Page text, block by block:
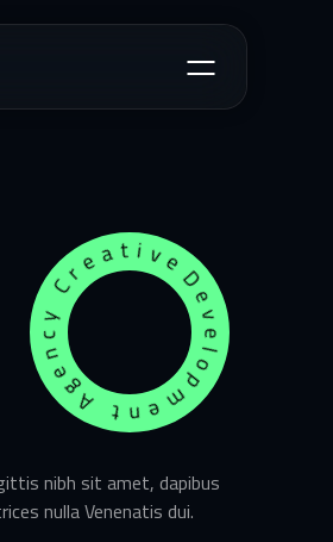
Development Agency Creative
nibh sit amet, dapibus
nulla Venenatis dui.